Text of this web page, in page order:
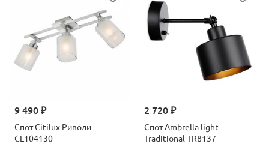
9 490 ₽
Спот Citilux Риволи
CL104130
2 720 ₽
Спот Ambrella light
Traditional TR8137